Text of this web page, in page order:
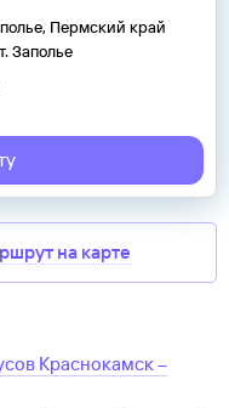
Пермский край
Заполье
на карте
Краснокамск–